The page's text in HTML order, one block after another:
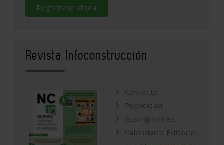
Regístrese ahora
Revista Infoconstrucción
Contacto
Publicidad
Suscripciones
Calendario Editorial